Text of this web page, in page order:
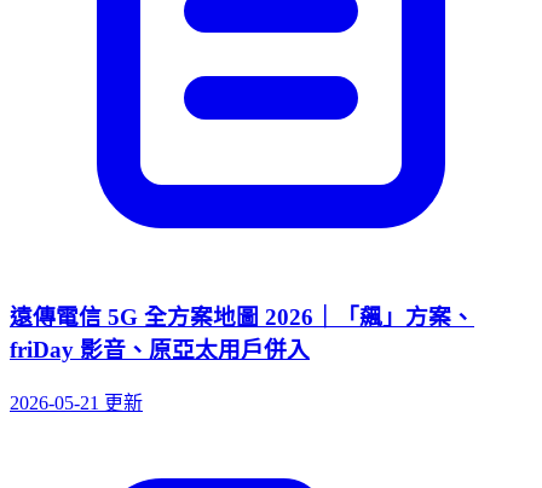
遠傳電信 5G 全方案地圖 2026｜「飆」方案、
friDay 影音、原亞太用戶併入
2026-05-21 更新